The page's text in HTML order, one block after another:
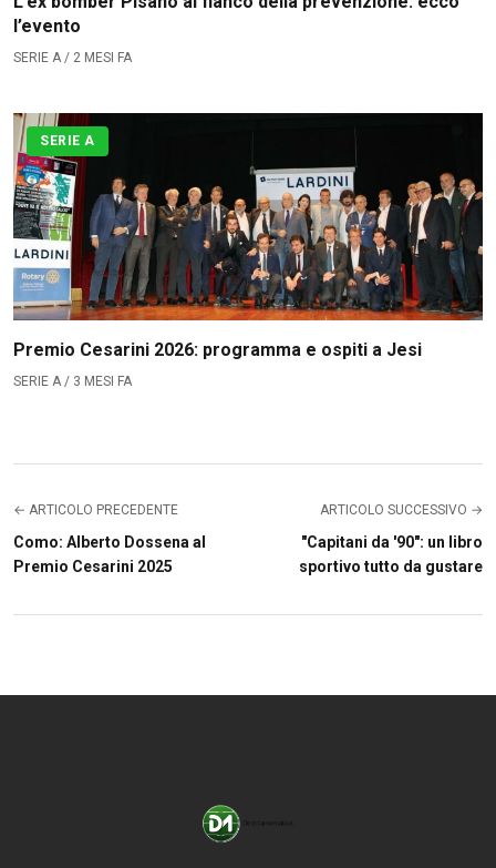
l’evento
SERIE A / 2 MESI FA
SERIE A
Premio Cesarini 2026: programma e ospiti a Jesi
SERIE A / 3 MESI FA
← ARTICOLO PRECEDENTE
Como: Alberto Dossena al
Premio Cesarini 2025
ARTICOLO SUCCESSIVO →
"Capitani da '90": un libro
sportivo tutto da gustare